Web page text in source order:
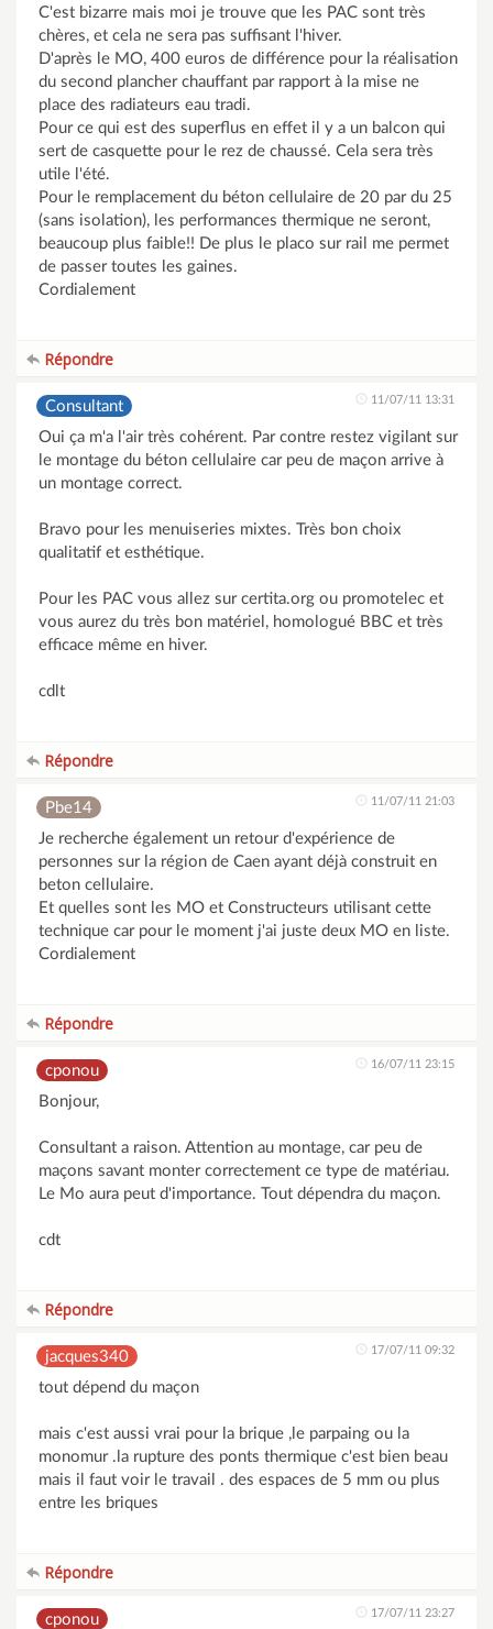
C'est bizarre mais moi je trouve que les PAC sont très
chères, et cela ne sera pas suffisant l'hiver.
D'après le MO, 400 euros de différence pour la réalisation
du second plancher chauffant par rapport à la mise ne
place des radiateurs eau tradi.
Pour ce qui est des superflus en effet il y a un balcon qui
sert de casquette pour le rez de chaussé. Cela sera très
utile l'été.
Pour le remplacement du béton cellulaire de 20 par du 25
(sans isolation), les performances thermique ne seront,
beaucoup plus faible!! De plus le placo sur rail me permet
de passer toutes les gaines.
Cordialement
Répondre
Consultant 11/07/11 13:31
Oui ça m'a l'air très cohérent. Par contre restez vigilant sur
le montage du béton cellulaire car peu de maçon arrive à
un montage correct.
Bravo pour les menuiseries mixtes. Très bon choix
qualitatif et esthétique.
Pour les PAC vous allez sur certita.org ou promotelec et
vous aurez du très bon matériel, homologué BBC et très
efficace même en hiver.
cdlt
Répondre
Pbe14 11/07/11 21:03
Je recherche également un retour d'expérience de
personnes sur la région de Caen ayant déjà construit en
beton cellulaire.
Et quelles sont les MO et Constructeurs utilisant cette
technique car pour le moment j'ai juste deux MO en liste.
Cordialement
Répondre
cponou 16/07/11 23:15
Bonjour,
Consultant a raison. Attention au montage, car peu de
maçons savant monter correctement ce type de matériau.
Le Mo aura peut d'importance. Tout dépendra du maçon.
cdt
Répondre
jacques340 17/07/11 09:32
tout dépend du maçon
mais c'est aussi vrai pour la brique ,le parpaing ou la
monomur .la rupture des ponts thermique c'est bien beau
mais il faut voir le travail . des espaces de 5 mm ou plus
entre les briques
Répondre
cponou 17/07/11 23:27